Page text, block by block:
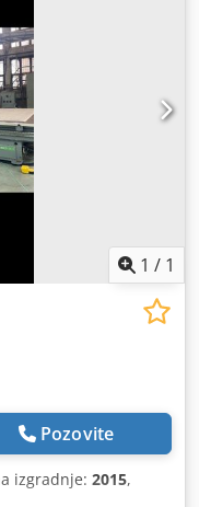
1 / 1
Pozovite
izgradnje: 2015,